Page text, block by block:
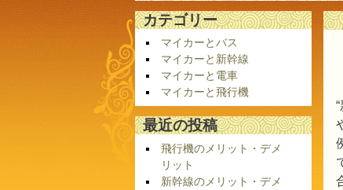
カテゴリー
マイカーとバス
マイカーと新幹線
マイカーと電車
マイカーと飛行機
最近の投稿
飛行機のメリット・デメ
リット
新幹線のメリット・デメ